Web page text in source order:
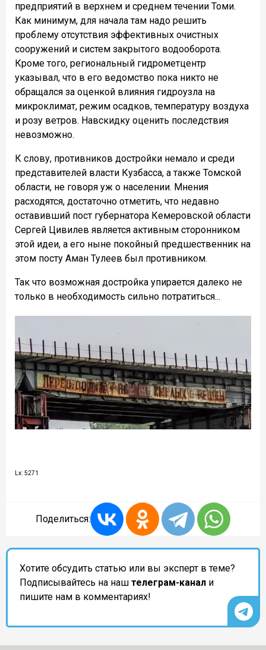
предприятий в верхнем и среднем течении Томи.
Как минимум, для начала там надо решить
проблему отсутствия эффективных очистных
сооружений и систем закрытого водооборота.
Кроме того, региональный гидрометцентр
указывал, что в его ведомство пока никто не
обращался за оценкой влияния гидроузла на
микроклимат, режим осадков, температуру воздуха
и розу ветров. Навскидку оценить последствия
невозможно.
К слову, противников достройки немало и среди
представителей власти Кузбасса, а также Томской
области, не говоря уж о населении. Мнения
расходятся, достаточно отметить, что недавно
оставивший пост губернатора Кемеровской области
Сергей Цивилев является активным сторонником
этой идеи, а его ныне покойный предшественник на
этом посту Аман Тулеев был противником.
Так что возможная достройка упирается далеко не
только в необходимость сильно потратиться...
Lx: 5271
Поделиться:
Хотите обсудить статью или вы эксперт в теме?
Подписывайтесь на наш телеграм-канал и
пишите нам в комментариях!